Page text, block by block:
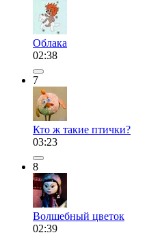
Облака
02:38
7
Кто ж такие птички?
03:23
8
Волшебный цветок
02:39